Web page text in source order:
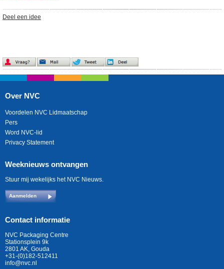
Deel een idee
Over NVC
Voordelen NVC Lidmaatschap
Pers
Word NVC-lid
Privacy Statement
Weeknieuws ontvangen
Stuur mij wekelijks het NVC Nieuws.
Aanmelden
Contact informatie
NVC Packaging Centre
Stationsplein 9k
2801 AK, Gouda
+31-(0)182-512411
info@nvc.nl